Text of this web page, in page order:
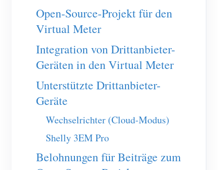
WiFi-Leistungsregler
IAMMETER Cloud Pro
Self-Hosting-Dienst
EV-Ladegerät
IAMMETER Simulator
Virtueller Zähler
System für Energieprognose und Simulation
Anwendungen
Energieüberwachung für Solar-PV-Systeme
Open-Source-Projekt für den
Virtual Meter
Integration von Drittanbieter-
Geräten in den Virtual Meter
Unterstützte Drittanbieter-
Geräte
Wechselrichter (Cloud-Modus)
Shelly 3EM Pro
Belohnungen für Beiträge zum